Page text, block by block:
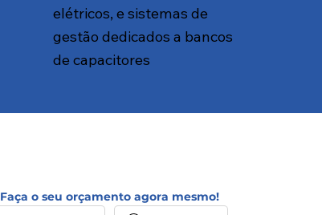
elétricos, e sistemas de
gestão dedicados a bancos
de capacitores
Faça o seu orçamento agora mesmo!